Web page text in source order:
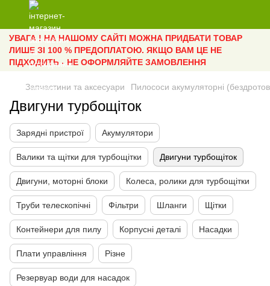
УВАГА ! НА НАШОМУ САЙТІ МОЖНА ПРИДБАТИ ТОВАР
ЛИШЕ ЗІ 100 % ПРЕДОПЛАТОЮ. ЯКЩО ВАМ ЦЕ НЕ
ПІДХОДИТЬ - НЕ ОФОРМЛЯЙТЕ ЗАМОВЛЕННЯ
Запчастини та аксесуари Пилососи акумуляторні
Двигуни турбощіток
Зарядні пристрої Акумулятори
Валики та щітки для турбощітки Двигуни турбощіток
Двигуни, моторні блоки Колеса, ролики для турбощітки
Труби телескопічні Фільтри Шланги Щітки
Контейнери для пилу Корпусні деталі Насадки
Плати управління Різне
Резервуар води для насадок